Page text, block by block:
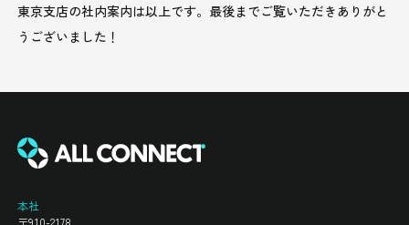
東京支店の社内案内は以上です。最後までご覧いただきありがと
うございました！
本社
〒910-2178